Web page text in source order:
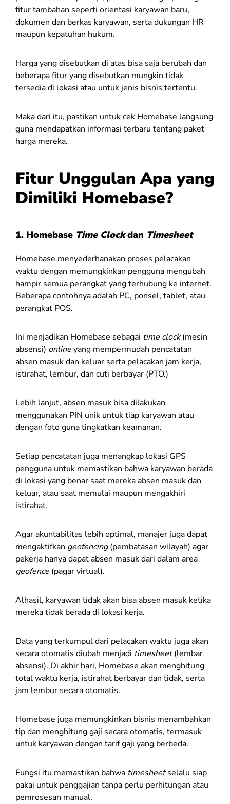
fitur tambahan seperti orientasi karyawan baru,
dokumen dan berkas karyawan, serta dukungan HR
maupun kepatuhan hukum.
Harga yang disebutkan di atas bisa saja berubah dan
beberapa fitur yang disebutkan mungkin tidak
tersedia di lokasi atau untuk jenis bisnis tertentu.
Maka dari itu, pastikan untuk cek Homebase langsung
guna mendapatkan informasi terbaru tentang paket
harga mereka.
Fitur Unggulan Apa yang
Dimiliki Homebase?
1. Homebase Time Clockdan Timesheet
Homebase menyederhanakan proses pelacakan
waktu dengan memungkinkan pengguna mengubah
hampir semua perangkat yang terhubung ke internet.
Beberapa contohnya adalah PC, ponsel, tablet, atau
perangkat POS.
Ini menjadikan Homebase sebagai time clock(mesin
absensi) onlineyang mempermudah pencatatan
absen masuk dan keluar serta pelacakan jam kerja,
istirahat, lembur, dan cuti berbayar (PTO.)
Lebih lanjut, absen masuk bisa dilakukan
menggunakan PIN unik untuk tiap karyawan atau
dengan foto guna tingkatkan keamanan.
Setiap pencatatan juga menangkap lokasi GPS
pengguna untuk memastikan bahwa karyawan berada
di lokasi yang benar saat mereka absen masuk dan
keluar, atau saat memulai maupun mengakhiri
istirahat.
Agar akuntabilitas lebih optimal, manajer juga dapat
mengaktifkan geofencing(pembatasan wilayah) agar
pekerja hanya dapat absen masuk dari dalam area
geofence (pagar virtual).
Alhasil, karyawan tidak akan bisa absen masuk ketika
mereka tidak berada di lokasi kerja.
Data yang terkumpul dari pelacakan waktu juga akan
secara otomatis diubah menjadi timesheet(lembar
absensi). Di akhir hari, Homebase akan menghitung
total waktu kerja, istirahat berbayar dan tidak, serta
jam lembur secara otomatis.
Homebase juga memungkinkan bisnis menambahkan
tip dan menghitung gaji secara otomatis, termasuk
untuk karyawan dengan tarif gaji yang berbeda.
Fungsi itu memastikan bahwa timesheetselalu siap
pakai untuk penggajian tanpa perlu perhitungan atau
pemrosesan manual.